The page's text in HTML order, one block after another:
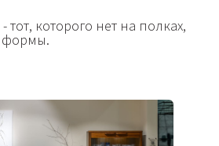
которого нет на полках,
формы.